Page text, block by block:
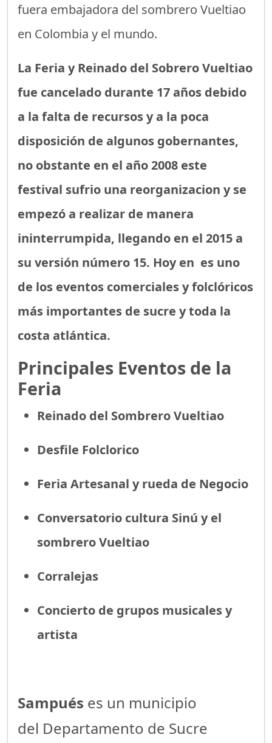
fuera embajadora del sombrero Vueltiao
en Colombia y el mundo.
La Feria y Reinado del Sobrero Vueltiao
fue cancelado durante 17 años debido
a la falta de recursos y a la poca
disposición de algunos gobernantes,
no obstante en el año 2008 este
festival sufrio una reorganizacion y se
empezó a realizar de manera
ininterrumpida, llegando en el 2015 a
su versión número 15. Hoy en es uno
de los eventos comerciales y folclóricos
más importantes de sucre y toda la
costa atlántica.
Principales Eventos de la
Feria
Reinado del Sombrero Vueltiao
Desfile Folclorico
Feria Artesanal y rueda de Negocio
Conversatorio cultura Sinú y el
sombrero Vueltiao
Corralejas
Concierto de grupos musicales y
artista
Sampués es un municipio
del Departamento de Sucre